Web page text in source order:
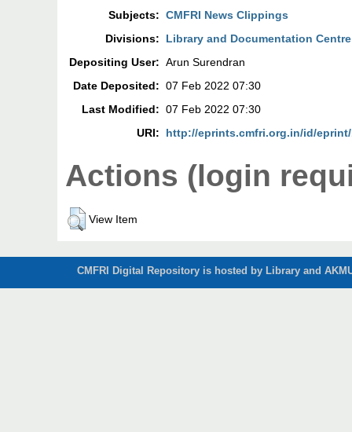
Subjects: CMFRI News Clippings
Divisions:
Library and Documentation Centre
Depositing User: Arun Surendran
Date Deposited: 07 Feb 2022 07:30
Last Modified: 07 Feb 2022 07:30
URI:
http://eprints.cmfri.org.in/id/eprint/
Actions (login
View Item
CMFRI Digital Repository is hosted by Library and